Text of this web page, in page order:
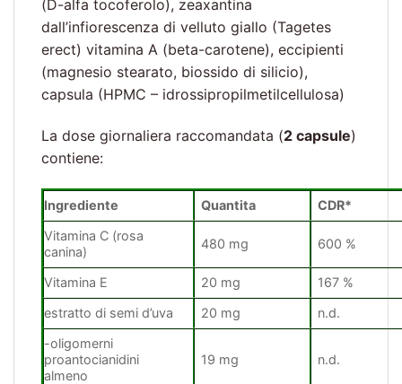
(D-alfa tocoferolo), zeaxantina
dall’infiorescenza di velluto giallo (Tagetes
erect) vitamina A (beta-carotene), eccipienti
(magnesio stearato, biossido di silicio),
capsula (HPMC – idrossipropilmetilcellulosa)
La dose giornaliera raccomandata (2 capsule)
contiene:
Ingrediente Quantita
CDR*
Vitamina C (rosa
canina)
480 mg 600 %
Vitamina E 20 mg
167 %
estratto di semi d’uva
20 mg
n.d.
-oligomerni
proantocianidini
almeno
19 mg n.d.